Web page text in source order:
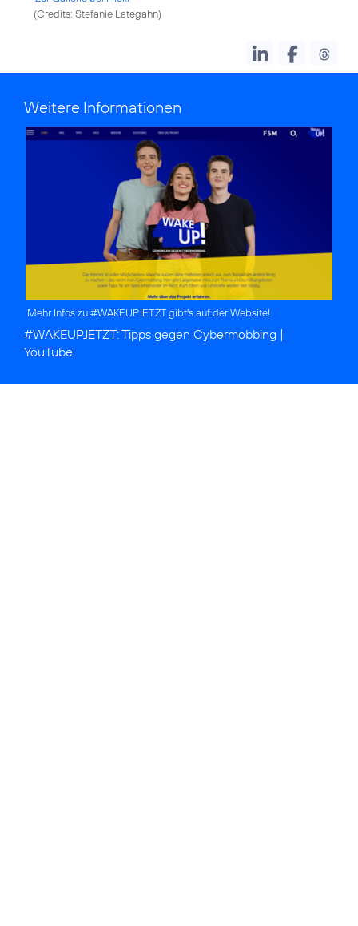
(Credits: Stefanie Lategahn)
Weitere Informationen
Mehr Infos zu #WAKEUPJETZT gibt's auf der Website!
#WAKEUPJETZT:Tipps gegen Cybermobbing |
YouTube